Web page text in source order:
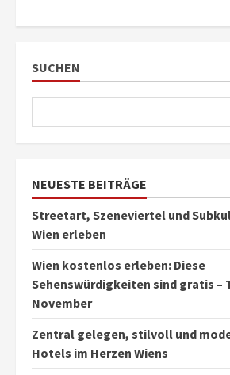
SUCHEN
NEUESTE BEITRÄGE
Streetart, Szeneviertel und
Wien erleben
Wien kostenlos erleben: Diese
Sehenswürdigkeiten sind gratis –
November
Zentral gelegen, stilvoll und
Hotels im Herzen Wiens